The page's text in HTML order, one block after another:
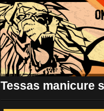
Tessas manicure